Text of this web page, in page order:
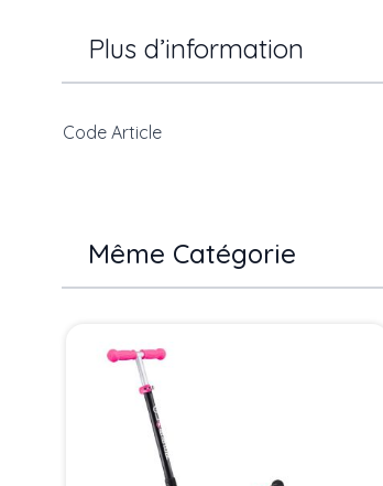
Plus d’information
Code Article
Même Catégorie